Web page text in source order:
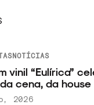
NOTÍCIAS
vinil “Eulírica”
cena, da
2026